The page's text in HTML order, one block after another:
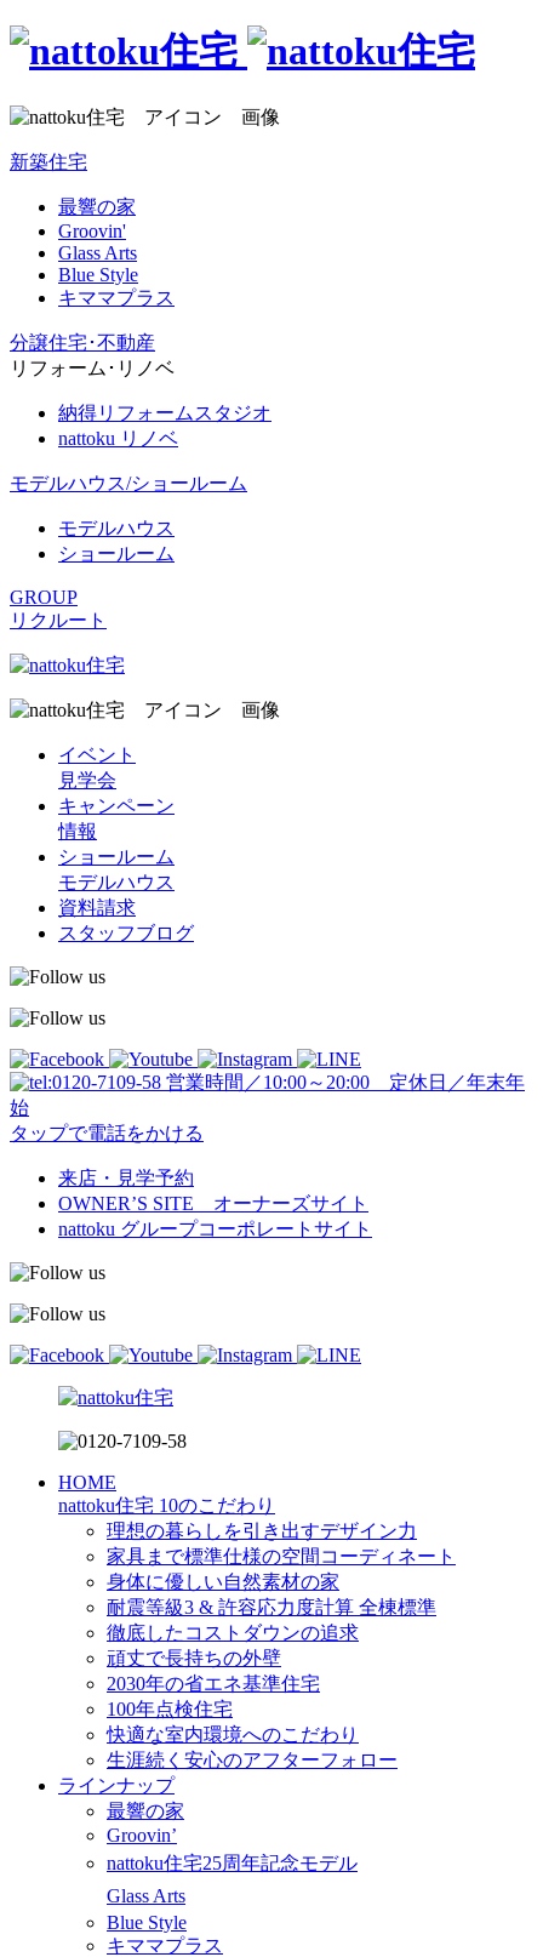
新築住宅
最響の家
Groovin'
Glass Arts
Blue Style
キママプラス
分譲住宅･不動産
リフォーム･リノベ
納得リフォームスタジオ
nattoku リノベ
モデルハウス/ショールーム
モデルハウス
ショールーム
GROUP
リクルート
イベント
見学会
キャンペーン
情報
ショールーム
モデルハウス
資料請求
スタッフブログ
営業時間／10:00～20:00 定休日／年末年
始
タップで電話をかける
来店・見学予約
OWNER’S SITE オーナーズサイト
nattoku グループコーポレートサイト
HOME
nattoku住宅 10のこだわり
理想の暮らしを引き出すデザイン力
家具まで標準仕様の空間コーディネート
身体に優しい自然素材の家
耐震等級3 & 許容応力度計算 全棟標準
徹底したコストダウンの追求
頑丈で長持ちの外壁
2030年の省エネ基準住宅
100年点検住宅
快適な室内環境へのこだわり
生涯続く安心のアフターフォロー
ラインナップ
最響の家
Groovin’
nattoku住宅25周年記念モデル
Glass Arts
Blue Style
キママプラス